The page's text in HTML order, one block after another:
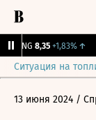
BLNG 8,35 +1,83%↑
Ситуация на
13 июня 2024 /